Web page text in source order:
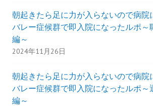
朝起きたら足に力が入らないので病院
バレー症候群で即入院になったルポ～
編～
2024年11月26日
朝起きたら足に力が入らないので病院
バレー症候群で即入院になったルポ～
編～